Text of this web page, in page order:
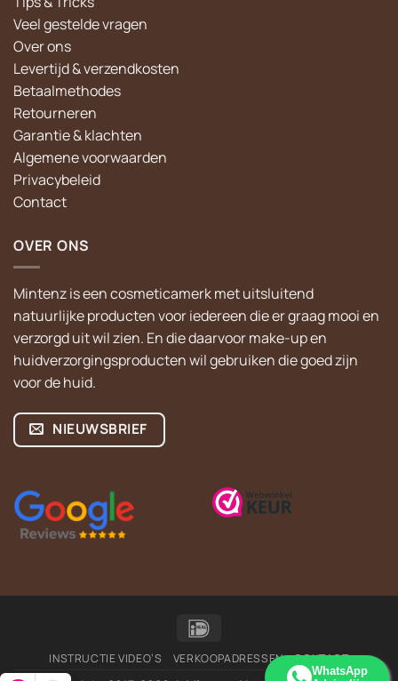
Veel gestelde vragen
Over ons
Levertijd & verzendkosten
Betaalmethodes
Retourneren
Garantie & klachten
Algemene voorwaarden
Privacybeleid
Contact
OVER ONS
Mintenz is een cosmeticamerk met uitsluitend
natuurlijke producten voor iedereen die er graag mooi en
verzorgd uit wil zien. En die daarvoor make-up en
huidverzorgingsproducten wil gebruiken die goed zijn
voor de huid.
NIEUWSBRIEF
INSTRUCTIE VIDEO’S VERKOOPADRESSEN CONTACT
WhatsApp